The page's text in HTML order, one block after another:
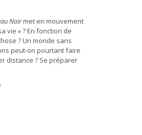
Noirmet en mouvement
vie » ? En fonction de
? Un monde sans
peut-on pourtant faire
distance ? Se préparer